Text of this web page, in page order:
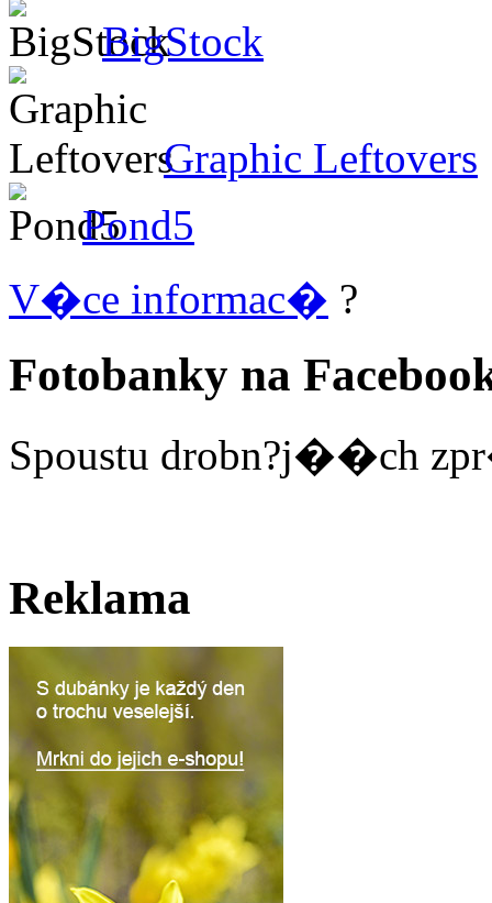
BigStock
Graphic Leftovers
Pond5
V�ce informac� ?
Fotobanky na
Spoustu drobn?j��ch
Reklama